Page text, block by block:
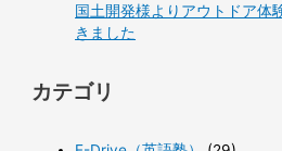
国土開発様よりアウトドア体
きました
カテゴリ